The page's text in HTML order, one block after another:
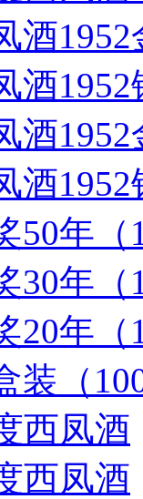
酒1952
酒
酒
酒
50年（
30年（
20年（
装（
西凤酒
西凤酒